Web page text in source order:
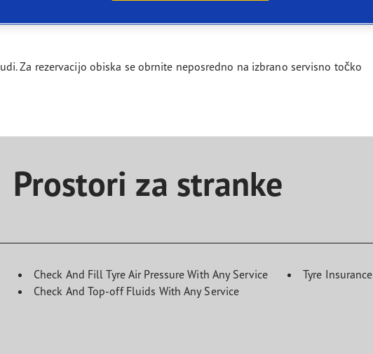
Za rezervacijo obiska se obrnite neposredno na izbrano servisno točko
Prostori za stranke
Check And Fill Tyre Air Pressure With Any Service
Check And Top-off Fluids With Any Service
Tyre Insurance